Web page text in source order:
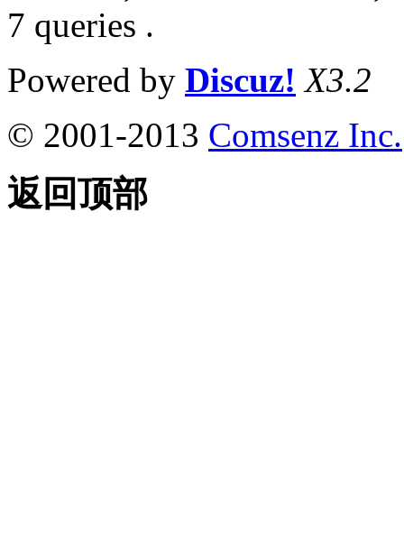
7 queries .
Powered by Discuz! X3.2
© 2001-2013 Comsenz Inc.
返回顶部